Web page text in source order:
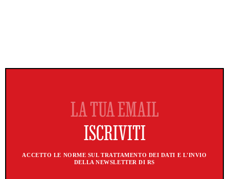
ACCETTO LE NORME SUL TRATTAMENTO DEI DATI E L'INVIO
DELLA NEWSLETTER DI RS